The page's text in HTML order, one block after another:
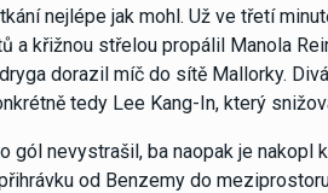
nejlépe jak mohl. Už ve třetí
a křižnou střelou propálil Manola
dorazil míč do sítě Mallorky.
tedy Lee Kang-In, který
gól nevystrašil, ba naopak je
od Benzemy do